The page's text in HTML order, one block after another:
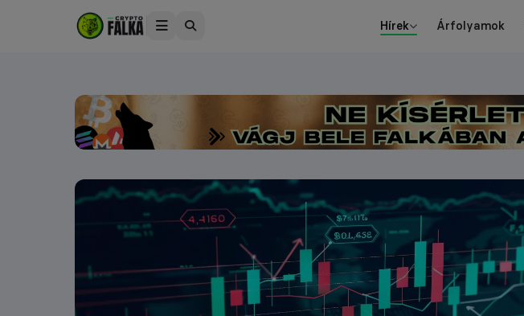
Hírek Árfolyamok